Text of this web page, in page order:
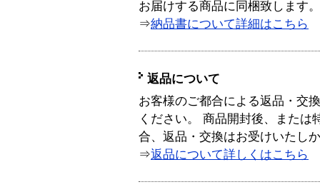
お届けする商品に同梱致します。
⇒納品書について詳細はこちら
返品について
お客様のご都合による返品・交
ください。 商品開封後、または
合、返品・交換はお受けいたし
⇒返品について詳しくはこちら